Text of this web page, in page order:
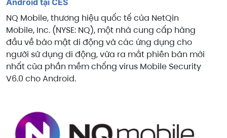
NQ Mobile, thương hiệu quốc tế của NetQin
Mobile, Inc. (NYSE: NQ), một nhà cung cấp hàng
đầu về bảo mật di động và các ứng dụng cho
người sử dụng di động, vừa ra mắt phiên bản mới
nhất của phần mềm chống virus Mobile Security
V6.0 cho Android.